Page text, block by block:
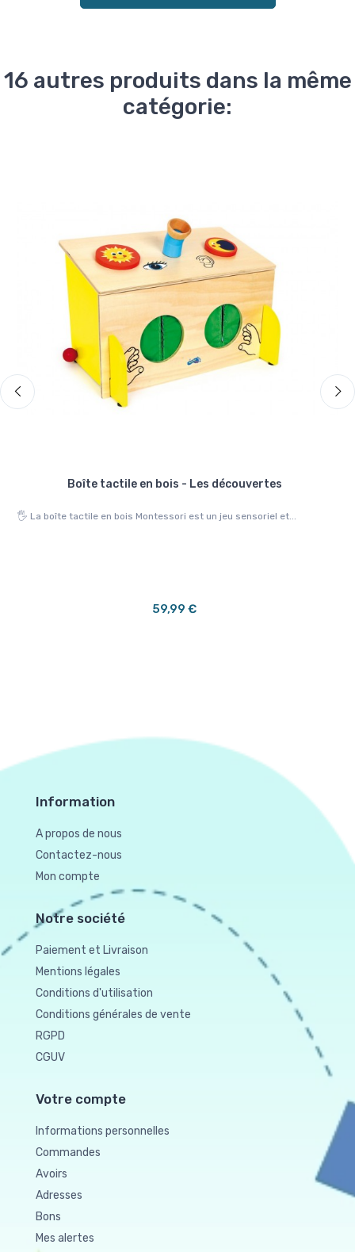
16 autres produits dans la même
catégorie:
Boîte tactile en bois - Les découvertes
🖐️ La boîte tactile en bois Montessori est un jeu sensoriel et...
59,99 €
Information
A propos de nous
Contactez-nous
Mon compte
Notre société
Paiement et Livraison
Mentions légales
Conditions d'utilisation
Conditions générales de vente
RGPD
CGUV
Votre compte
Informations personnelles
Commandes
Avoirs
Adresses
Bons
Mes alertes